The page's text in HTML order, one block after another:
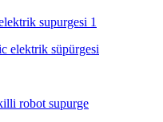
elektrik süpürgesi